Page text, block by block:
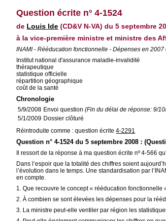
Question écrite n° 4-1524
de Louis Ide (CD&V N-VA) du 5 septembre
à la vice-première ministre et ministre des
INAMI - Rééducation fonctionnelle - Dépenses en
Institut national d'assurance maladie-invalidité
thérapeutique
statistique officielle
répartition géographique
coût de la santé
Chronologie
5/9/2008 Envoi question(Fin du délai de réponse: 9/
5/1/2009 Dossier clôturé
Réintroduite comme : question écrite4-2291
Question n° 4-1524 du 5 septembre 2008 :
Il ressort de la réponse à ma question écrite nº 4-566
Dans l’espoir que la totalité des chiffres soient
l’évolution dans le temps. Une standardisation par
en compte.
1. Que recouvre le concept « rééducation fonctionnelle
2. À combien se sont élevées les dépenses pour la
3. La ministre peut-elle ventiler par région les